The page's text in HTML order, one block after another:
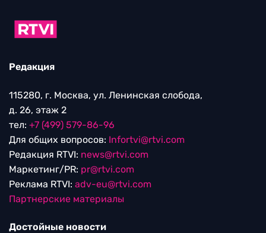
Редакция
115280, г. Москва, ул. Ленинская слобода,
д. 26, этаж 2
тел: +7 (499) 579-86-96
Для общих вопросов: Infortvi@rtvi.com
Редакция RTVI: news@rtvi.com
Маркетинг/PR: pr@rtvi.com
Реклама RTVI: adv-eu@rtvi.com
Партнерские материалы
Достойные новости